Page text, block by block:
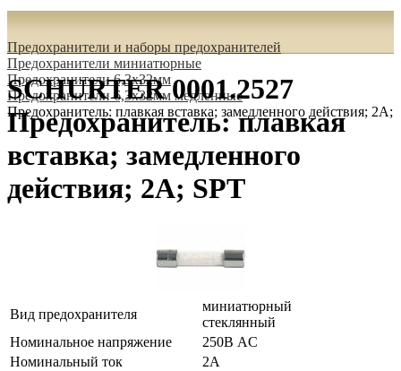
Предохранители и наборы предохранителей
Предохранители миниатюрные
Предохранители 6,3x32мм
Предохранители 6,3x32мм медленные
Предохранитель: плавкая вставка; замедленного действия; 2А;
SCHURTER 0001.2527
Предохранитель: плавкая
вставка; замедленного
действия; 2А; SPT
Вид предохранителя
миниатюрный
стеклянный
Номинальное напряжение
250В AC
Номинальный ток
2А